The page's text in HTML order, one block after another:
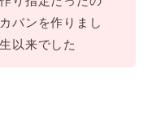
バンを作りまし
以来でした